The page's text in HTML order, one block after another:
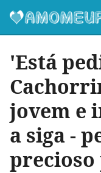
'Está
jovem e
a siga -